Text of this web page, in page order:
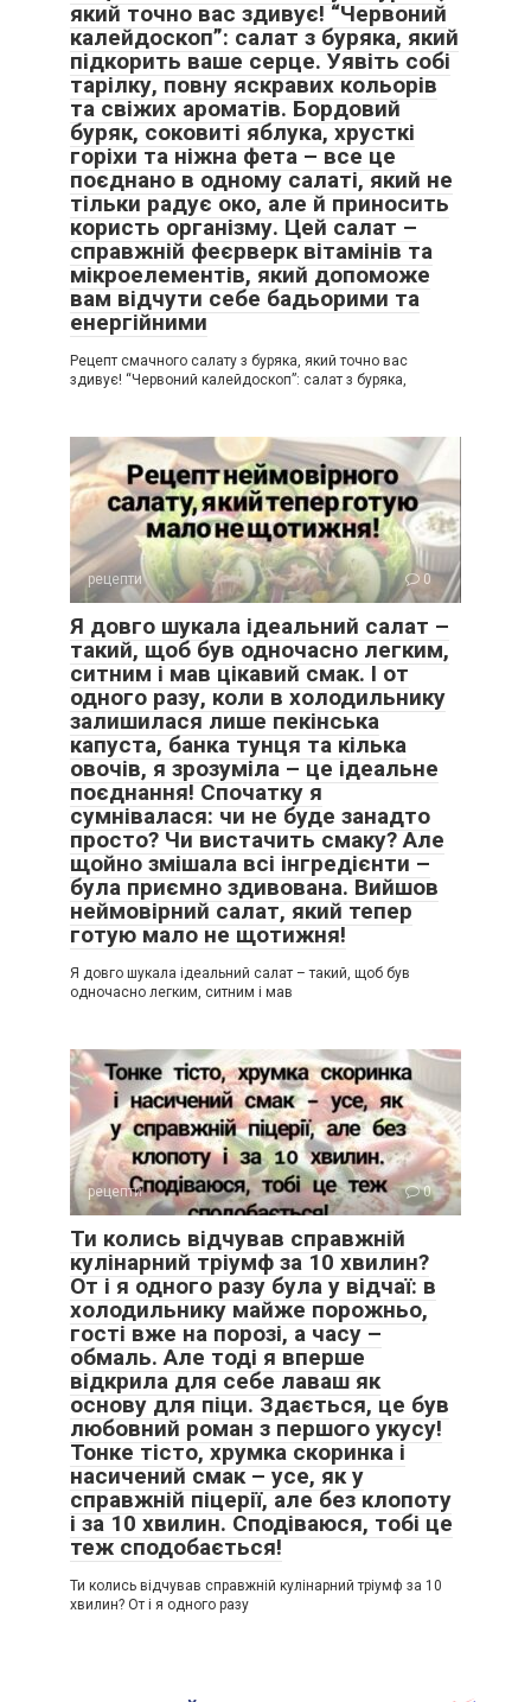
який точно вас здивує! “Червоний
калейдоскоп”: салат з буряка, який
підкорить ваше серце. Уявіть собі
тарілку, повну яскравих кольорів
та свіжих ароматів. Бордовий
буряк, соковиті яблука, хрусткі
горіхи та ніжна фета – все це
поєднано в одному салаті, який не
тільки радує око, але й приносить
користь організму. Цей салат –
справжній феєрверк вітамінів та
мікроелементів, який допоможе
вам відчути себе бадьорими та
енергійними
Рецепт смачного салату з буряка, який точно вас
здивує! “Червоний калейдоскоп”: салат з буряка,
рецепти 0
Я довго шукала ідеальний салат –
такий, щоб був одночасно легким,
ситним і мав цікавий смак. І от
одного разу, коли в холодильнику
залишилася лише пекінська
капуста, банка тунця та кілька
овочів, я зрозуміла – це ідеальне
поєднання! Спочатку я
сумнівалася: чи не буде занадто
просто? Чи вистачить смаку? Але
щойно змішала всі інгредієнти –
була приємно здивована. Вийшов
неймовірний салат, який тепер
готую мало не щотижня!
Я довго шукала ідеальний салат – такий, щоб був
одночасно легким, ситним і мав
рецепти 0
Ти колись відчував справжній
кулінарний тріумф за 10 хвилин?
От і я одного разу була у відчаї: в
холодильнику майже порожньо,
гості вже на порозі, а часу –
обмаль. Але тоді я вперше
відкрила для себе лаваш як
основу для піци. Здається, це був
любовний роман з першого укусу!
Тонке тісто, хрумка скоринка і
насичений смак – усе, як у
справжній піцерії, але без клопоту
і за 10 хвилин. Сподіваюся, тобі це
теж сподобається!
Ти колись відчував справжній кулінарний тріумф за 10
хвилин? От і я одного разу